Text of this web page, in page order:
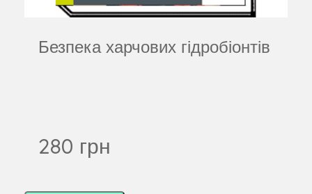
Безпека харчових гідробіонтів
280 грн